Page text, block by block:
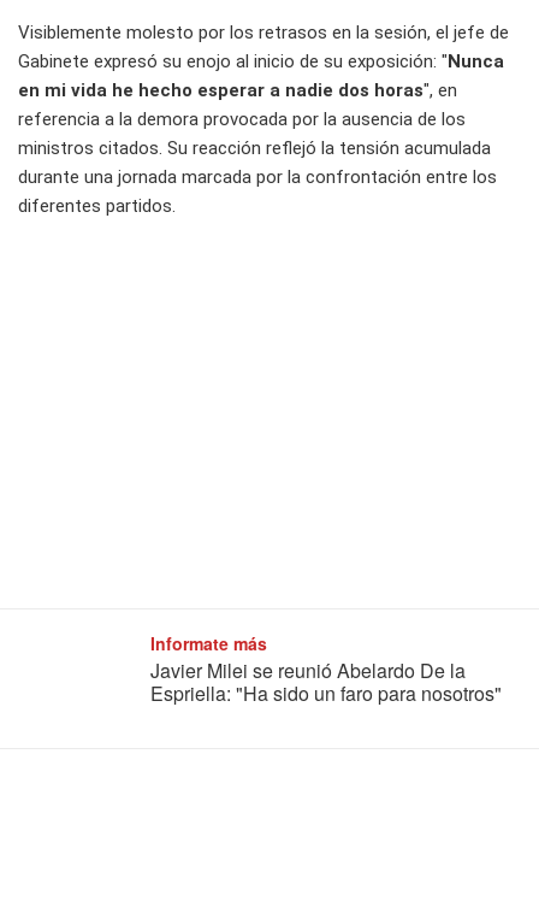
Visiblemente molesto por los retrasos en la sesión, el jefe de
Gabinete expresó su enojo al inicio de su exposición: "Nunca
en mi vida he hecho esperar a nadie dos horas", en
referencia a la demora provocada por la ausencia de los
ministros citados. Su reacción reflejó la tensión acumulada
durante una jornada marcada por la confrontación entre los
diferentes partidos.
Informate más
Javier Milei se reunió Abelardo De la
Espriella: "Ha sido un faro para nosotros"